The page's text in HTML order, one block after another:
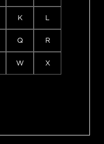
K L
Q R
W X